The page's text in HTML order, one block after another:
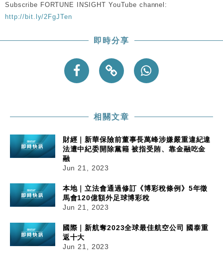
Subscribe FORTUNE INSIGHT YouTube channel:
http://bit.ly/2FgJTen
即時分享
相關文章
財經｜新華保險前董事長萬峰涉嫌嚴重違紀違
法遭中紀委開除黨籍 被指受賄、靠金融吃金
融
Jun 21, 2023
本地｜立法會通過修訂《博彩稅條例》5年徵
馬會120億額外足球博彩稅
Jun 21, 2023
國際｜新航奪2023全球最佳航空公司 國泰重
返十大
Jun 21, 2023